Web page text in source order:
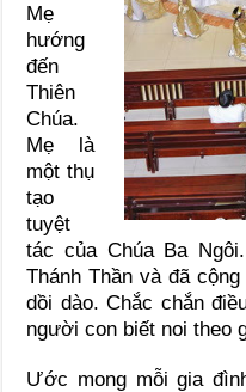
Mẹ
hướng
đến
Thiên
Chúa.
Mẹ là
một thụ
tạo
tuyệt
tác của Chúa Ba
Thánh Thần và đã
dồi dào. Chắc chắn
người con biết noi theo
Ước mong mỗi gia